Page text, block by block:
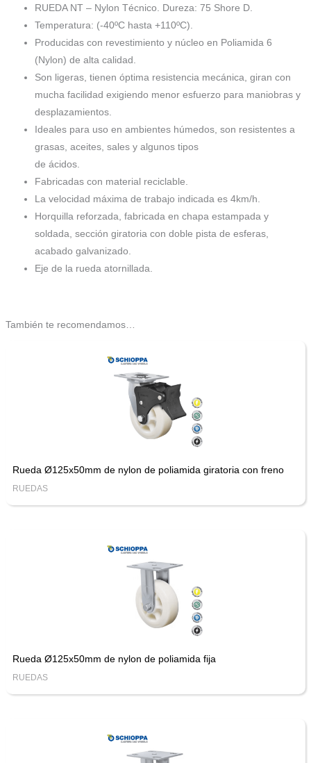
RUEDA NT – Nylon Técnico. Dureza: 75 Shore D.
Temperatura: (-40ºC hasta +110ºC).
Producidas con revestimiento y núcleo en Poliamida 6
(Nylon) de alta calidad.
Son ligeras, tienen óptima resistencia mecánica, giran con
mucha facilidad exigiendo menor esfuerzo para maniobras y
desplazamientos.
Ideales para uso en ambientes húmedos, son resistentes a
grasas, aceites, sales y algunos tipos
de ácidos.
Fabricadas con material reciclable.
La velocidad máxima de trabajo indicada es 4km/h.
Horquilla reforzada, fabricada en chapa estampada y
soldada, sección giratoria con doble pista de esferas,
acabado galvanizado.
Eje de la rueda atornillada.
También te recomendamos…
Rueda Ø125x50mm de nylon de poliamida giratoria con freno
RUEDAS
Rueda Ø125x50mm de nylon de poliamida fija
RUEDAS